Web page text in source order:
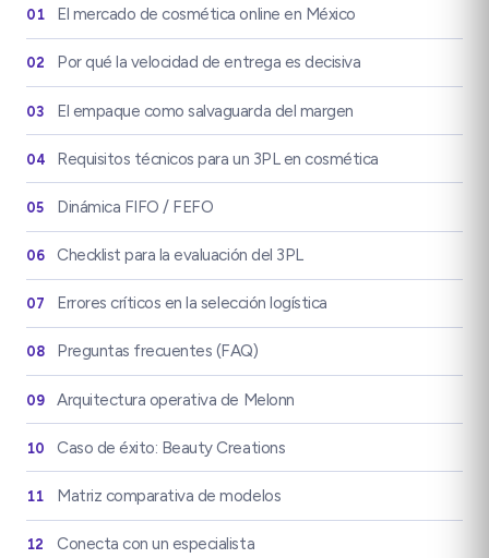
01 El mercado de cosmética online en México
02 Por qué la velocidad de entrega es decisiva
03 El empaque como salvaguarda del margen
04 Requisitos técnicos para un 3PL en cosmética
05 Dinámica FIFO / FEFO
06 Checklist para la evaluación del 3PL
07 Errores críticos en la selección logística
08 Preguntas frecuentes (FAQ)
09 Arquitectura operativa de Melonn
10 Caso de éxito: Beauty Creations
11 Matriz comparativa de modelos
12 Conecta con un especialista